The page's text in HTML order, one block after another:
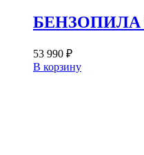
БЕНЗОПИЛА
53 990 ₽
В корзину